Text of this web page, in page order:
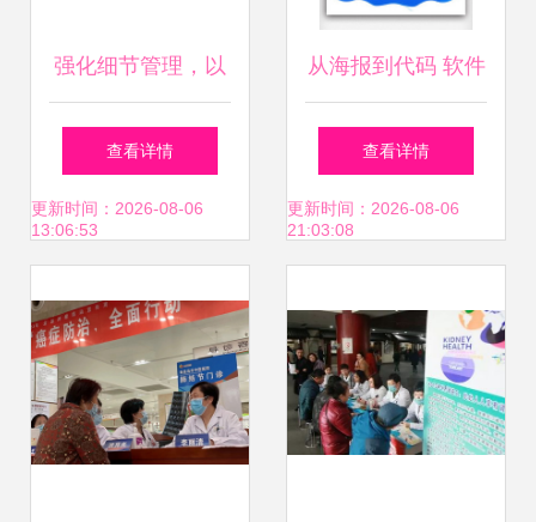
强化细节管理，以
软件开发之智，守
护学生健康
查看详情
更新时间：2026-08-06
13:06:53
从海报到代码 软件
开发的艺术与实践
查看详情
更新时间：2026-08-06
21:03:08